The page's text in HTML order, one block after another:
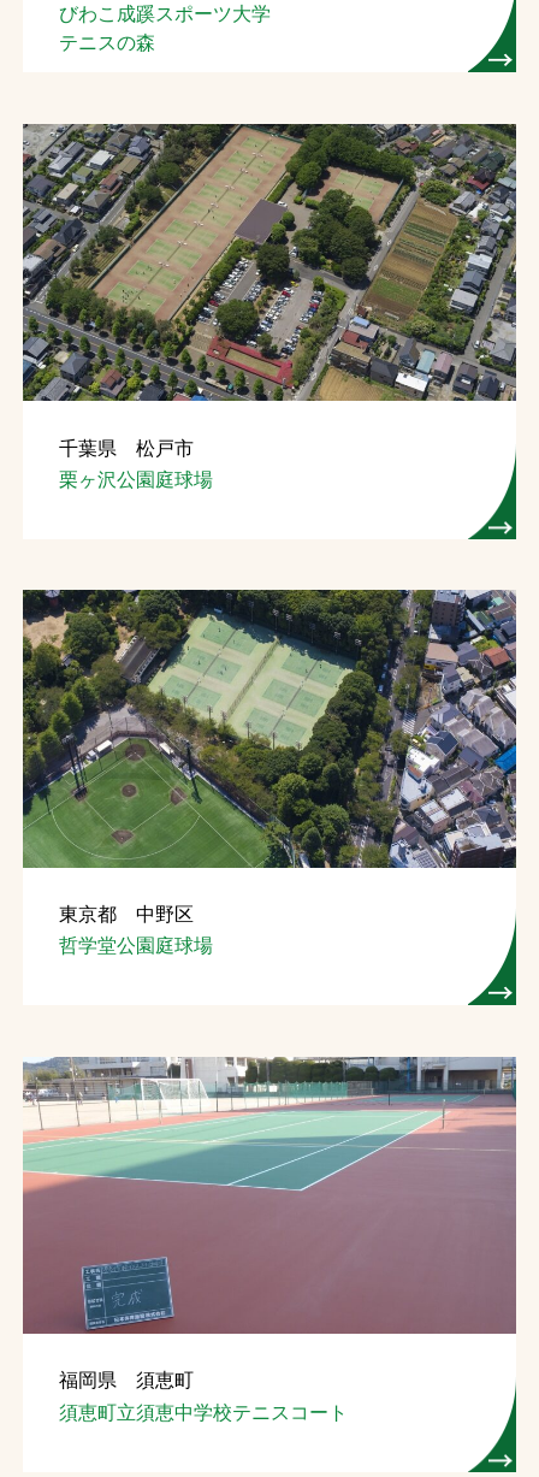
びわこ成蹊スポーツ大学
テニスの森
千葉県 松戸市
栗ヶ沢公園庭球場
東京都 中野区
哲学堂公園庭球場
福岡県 須恵町
須恵町立須恵中学校テニスコート